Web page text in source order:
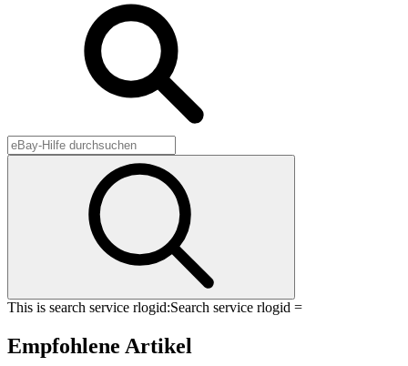
This is search service rlogid:Search service rlogid =
Empfohlene Artikel